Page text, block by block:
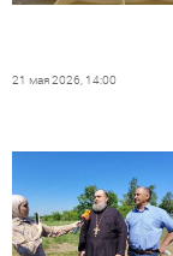
21 мая 2026, 14:00